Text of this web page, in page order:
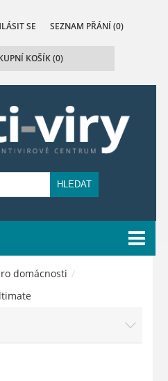
SE SEZNAM PŘÁNÍ (0)
KOŠÍK(0)
HLEDAT
domácnosti /